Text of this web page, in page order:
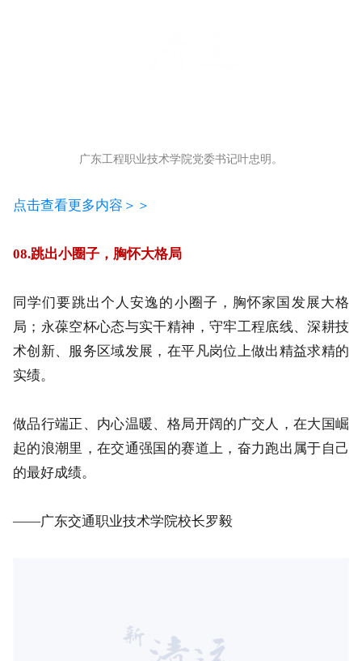
广东工程职业技术学院党委书记叶忠明。
点击查看更多内容＞＞
08.跳出小圈子，胸怀大格局
局；永葆空杯心态与实干精神，守牢工程底线、深耕技
术创新、服务区域发展，在平凡岗位上做出精益求精的
实绩。
做品行端正、内心温暖、格局开阔的广交人，在大国崛